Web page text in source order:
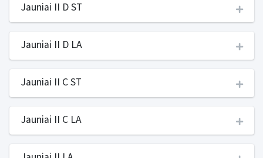
Jauniai II D ST
Jauniai II D LA
Jauniai II C ST
Jauniai II C LA